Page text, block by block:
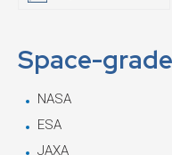
Space-
NASA
ESA
JAXA